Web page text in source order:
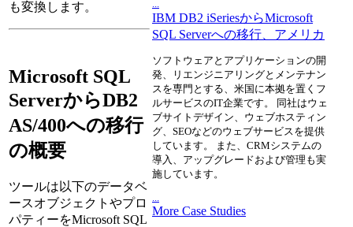
も変換します。
Microsoft SQL
ServerからDB2
AS/400への移行
の概要
ツールは以下のデータベ
ースオブジェクトやプロ
パティーをMicrosoft SQL
IBM DB2 iSeriesからMicrosoft
SQL Serverへの移行、アメリカ
ソフトウェアとアプリケーションの開
発、リエンジニアリングとメンテナン
スを専門とする、米国に本拠を置くフ
ルサービスのIT企業です。 同社はウェ
ブサイトデザイン、ウェブホスティン
グ、SEOなどのウェブサービスを提供
しています。 また、CRMシステムの
導入、アップグレードおよび管理も実
施しています。
...
More Case Studies